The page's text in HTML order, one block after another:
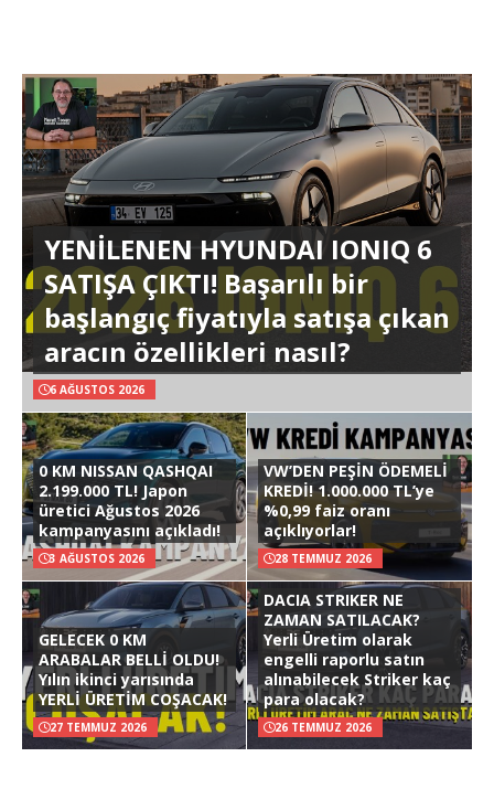
YENİLENEN HYUNDAI IONIQ 6
SATIŞA ÇIKTI! Başarılı bir
başlangıç fiyatıyla satışa çıkan
aracın özellikleri nasıl?
6 AĞUSTOS 2026
0 KM NISSAN QASHQAI
2.199.000 TL! Japon
üretici Ağustos 2026
kampanyasını açıkladı!
3 AĞUSTOS 2026
VW’DEN PEŞİN ÖDEMELİ
KREDİ! 1.000.000 TL’ye
%0,99 faiz oranı
açıklıyorlar!
28 TEMMUZ 2026
GELECEK 0 KM
ARABALAR BELLİ OLDU!
Yılın ikinci yarısında
YERLİ ÜRETİM COŞACAK!
27 TEMMUZ 2026
DACIA STRIKER NE
ZAMAN SATILACAK?
Yerli Üretim olarak
engelli raporlu satın
alınabilecek Striker kaç
para olacak?
26 TEMMUZ 2026